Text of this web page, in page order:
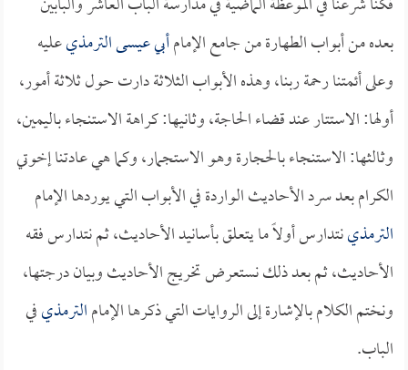
بعده من أبواب الطهارة من جامع الإمامأبي عيسى الترمذيعليه
وعلى أئمتنا رحمة ربنا، وهذه الأبواب الثلاثة دارت حول ثلاثة أمور،
أولها: الاستتار عند قضاء الحاجة، وثانيها: كراهة الاستنجاء باليمين،
وثالثها: الاستنجاء بالحجارة وهو الاستجمار، وكما هي عادتنا إخوتي
الكرام بعد سرد الأحاديث الواردة في الأبواب التي يوردها الإمام
الترمذينتدارس أولاً ما يتعلق بأسانيد الأحاديث، ثم نتدارس فقه
الأحاديث، ثم بعد ذلك نستعرض تخريج الأحاديث وبيان درجتها،
ونختم الكلام بالإشارة إلى الروايات التي ذكرها الإمامالترمذيفي
الباب.